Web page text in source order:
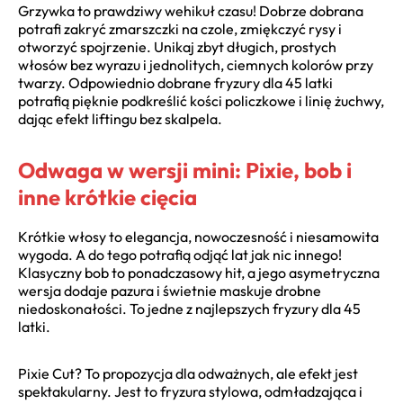
Grzywka to prawdziwy wehikuł czasu! Dobrze dobrana
potrafi zakryć zmarszczki na czole, zmiękczyć rysy i
otworzyć spojrzenie. Unikaj zbyt długich, prostych
włosów bez wyrazu i jednolitych, ciemnych kolorów przy
twarzy. Odpowiednio dobrane fryzury dla 45 latki
potrafią pięknie podkreślić kości policzkowe i linię żuchwy,
dając efekt liftingu bez skalpela.
Odwaga w wersji mini: Pixie, bob i
inne krótkie cięcia
Krótkie włosy to elegancja, nowoczesność i niesamowita
wygoda. A do tego potrafią odjąć lat jak nic innego!
Klasyczny bob to ponadczasowy hit, a jego asymetryczna
wersja dodaje pazura i świetnie maskuje drobne
niedoskonałości. To jedne z najlepszych fryzury dla 45
latki.
Pixie Cut? To propozycja dla odważnych, ale efekt jest
spektakularny. Jest to fryzura stylowa, odmładzająca i